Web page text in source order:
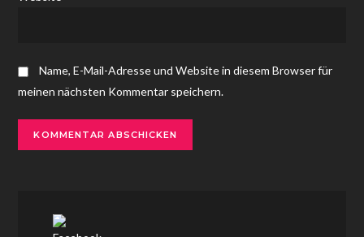
Name, E-Mail-Adresse und Website in diesem Browser für
meinen nächsten Kommentar speichern.